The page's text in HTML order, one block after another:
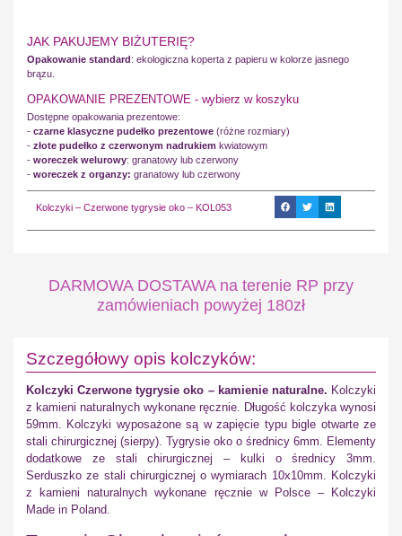
JAK PAKUJEMY BIŻUTERIĘ?
Opakowanie standard: ekologiczna koperta z papieru w kolorze jasnego
brązu.
OPAKOWANIE PREZENTOWE - wybierz w koszyku
Dostępne opakowania prezentowe:
- czarne klasyczne pudełko prezentowe (różne rozmiary)
- złote pudełko z czerwonym nadrukiem kwiatowym
- woreczek welurowy: granatowy lub czerwony
- woreczek z organzy: granatowy lub czerwony
Kolczyki – Czerwone tygrysie oko – KOL053
DARMOWA DOSTAWA na terenie RP przy
zamówieniach powyżej 180zł
Szczegółowy opis kolczyków:
Kolczyki Czerwone tygrysie oko – kamienie naturalne. Kolczyki
z kamieni naturalnych wykonane ręcznie. Długość kolczyka wynosi
59mm. Kolczyki wyposażone są w zapięcie typu bigle otwarte ze
stali chirurgicznej (sierpy). Tygrysie oko o średnicy 6mm. Elementy
dodatkowe ze stali chirurgicznej – kulki o średnicy 3mm.
Serduszko ze stali chirurgicznej o wymiarach 10x10mm. Kolczyki
z kamieni naturalnych wykonane ręcznie w Polsce – Kolczyki
Made in Poland.